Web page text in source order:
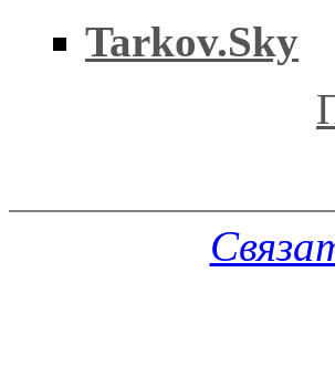
Tarkov.Sky